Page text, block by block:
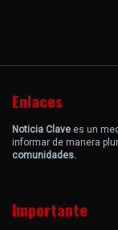
Enlaces
Noticia Clave es un
informar de manera
comunidades.
Importante